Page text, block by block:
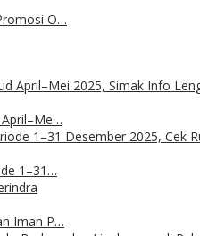
O…
April–Me…
1–31…
Iman P…